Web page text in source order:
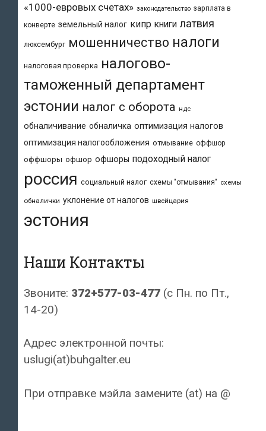
«1000-евровых счетах» законодательство зарплата в
конверте земельный налог кипр книги латвия
люксембург мошенничество налоги
налоговая проверка налогово-
таможенный департамент
эстонии налог с оборота ндс
обналичивание обналичка оптимизация налогов
оптимизация налогообложения отмывание оффшор
оффшоры офшор офшоры подоходный налог
россия социальный налог схемы "отмывания" схемы
обналички уклонение от налогов швейцария
эстония
Наши Контакты
Звоните: 372+577-03-477 (с Пн. по Пт.,
14-20)
Адрес электронной почты:
uslugi(at)buhgalter.eu
При отправке мэйла замените (at) на @